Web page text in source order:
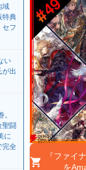
『ファイ
を
域
特典
セフ
い
出
聖闘
に
完全